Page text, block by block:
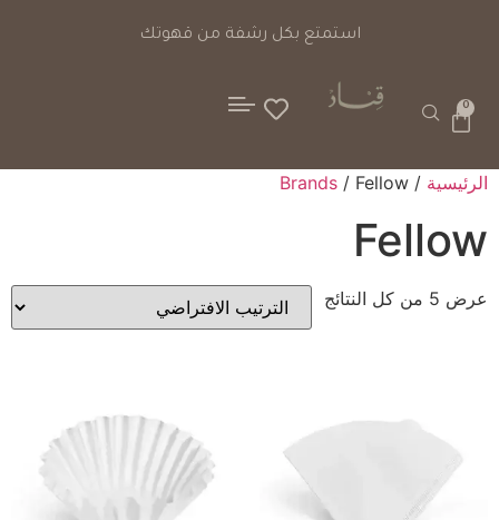
استمتع بكل رشفة من قهوتك
0
الرئيسية /
Brands / Fellow
Fellow
عرض ⁦5⁩ من كل النتائج